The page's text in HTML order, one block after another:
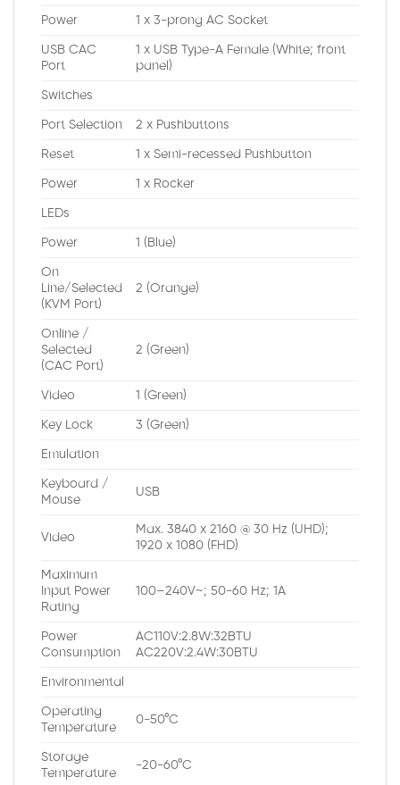
Power 1 x 3-prong AC Socket
USB CAC
Port
1 x USB Type-A Female (White; front
panel)
Switches
Port Selection 2 x Pushbuttons
Reset 1 x Semi-recessed Pushbutton
Power 1 x Rocker
LEDs
Power 1 (Blue)
On
Line/Selected
(KVM Port)
2 (Orange)
Online /
Selected
(CAC Port)
2 (Green)
Video 1 (Green)
Key Lock 3 (Green)
Emulation
Keyboard /
Mouse
USB
Video
Max. 3840 x 2160 @ 30 Hz (UHD);
1920 x 1080 (FHD)
Maximum
Input Power
Rating
100–240V~; 50-60 Hz; 1A
Power
Consumption
AC110V:2.8W:32BTU
AC220V:2.4W:30BTU
Environmental
Operating
Temperature
0-50°C
Storage
Temperature
-20-60°C